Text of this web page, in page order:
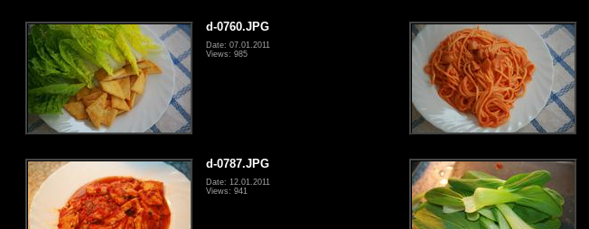
d-0760.JPG
Date: 07.01.2011
Views: 985
d-0787.JPG
Date: 12.01.2011
Views: 941